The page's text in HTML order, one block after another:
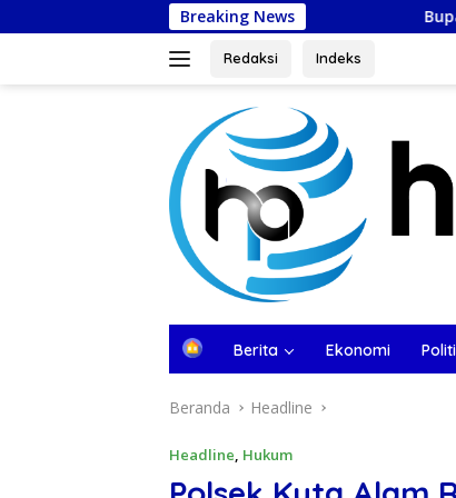
ke
Breaking NewsBupati Aceh Besar Terima
Redaksi Indeks
B
a
d
a
Berita Ekonomi
Beranda Headline
Headline Hukum